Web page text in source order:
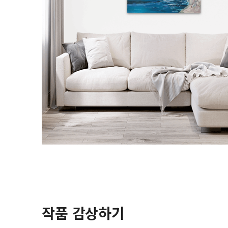
작품 감상하기